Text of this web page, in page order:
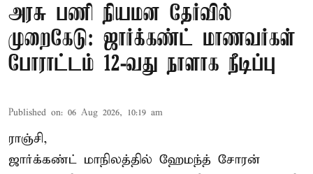
அரசு பணி நியமன தேர்வில்
முறைகேடு: ஜார்க்கண்ட் மாணவர்கள்
போராட்டம் 12-வது நாளாக நீடிப்பு
Published on: 06 Aug 2026, 10:19 am
ராஞ்சி,
ஜார்க்கண்ட் மாநிலத்தில் ஹேமந்த் சோரன்